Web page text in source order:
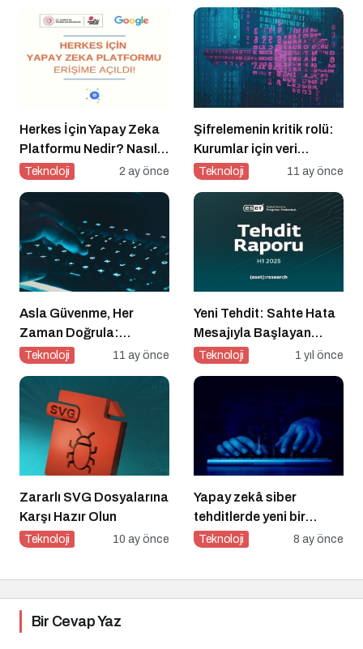
Herkes İçin Yapay Zeka
Platformu Nedir? Nasıl
Kullanılır?
Teknoloji 2 ay önce
Şifrelemenin kritik rolü:
Kurumlar için veri
güvenliğinin temel
Teknoloji 11 ay önce
Asla Güvenme, Her
Zaman Doğrula:
Şirketler İçin Parola
Teknoloji 11 ay önce
Yeni Tehdit: Sahte Hata
Mesajıyla Başlayan
Siber Saldırılar
Teknoloji 1 yıl önce
Zararlı SVG Dosyalarına
Karşı Hazır Olun
Teknoloji 10 ay önce
Yapay zekâ siber
tehditlerde yeni bir
dönemi başlatıyor
Teknoloji 8 ay önce
Bir Cevap Yaz